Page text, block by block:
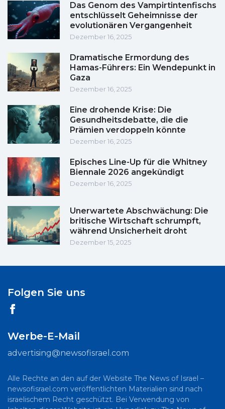
Das Genom des Vampirtintenfischs
entschlüsselt Geheimnisse der
evolutionären Vergangenheit
Dezember 16, 2025
Dramatische Ermordung des
Hamas-Führers: Ein Wendepunkt in
Gaza
Dezember 16, 2025
Eine drohende Krise: Die
Gesundheitsdebatte, die die
Prämien verdoppeln könnte
Dezember 16, 2025
Episches Line-Up für die Whitney
Biennale 2026 angekündigt
Dezember 16, 2025
Unerwartete Abschwächung: Die
britische Wirtschaft schrumpft,
während Unsicherheit droht
Dezember 15, 2025
Folgen Sie uns
Werbe-E-Mail
advertising@newsofisrael.com
Alle Rechte an den auf der Website The News of Israel –
newsofisrael.com veröffentlichten Materialien sind nach
israelischem Recht geschützt. Bei Verwendung von